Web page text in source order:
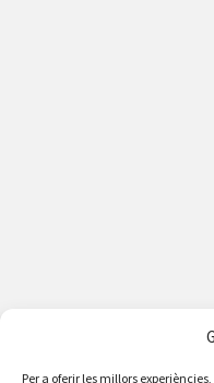
Per a oferir les millors